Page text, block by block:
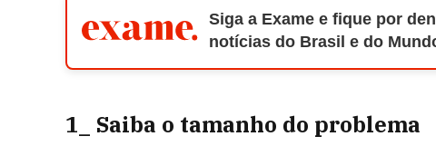
Siga a Exame e fique por
notícias do Brasil e do
1_ Saiba o tamanho do problema